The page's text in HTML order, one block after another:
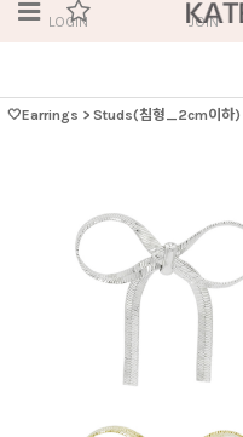
LOGIN JOIN
🤍Earrings > Studs(침형_2cm이하)